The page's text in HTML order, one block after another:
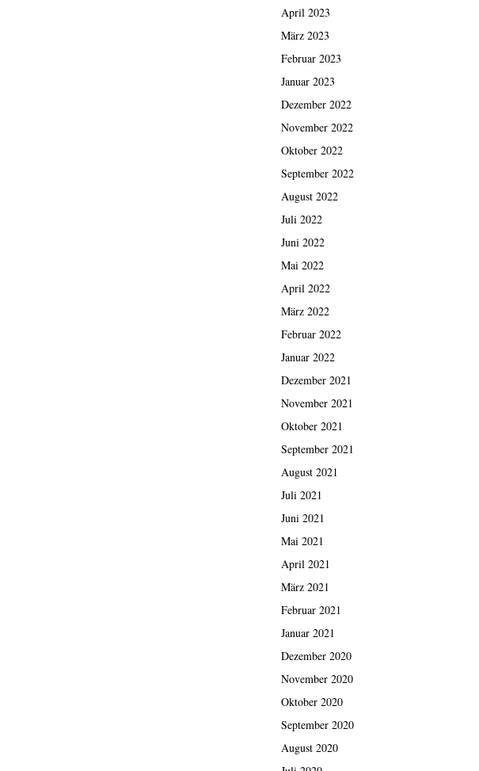
April 2023
März 2023
Februar 2023
Januar 2023
Dezember 2022
November 2022
Oktober 2022
September 2022
August 2022
Juli 2022
Juni 2022
Mai 2022
April 2022
März 2022
Februar 2022
Januar 2022
Dezember 2021
November 2021
Oktober 2021
September 2021
August 2021
Juli 2021
Juni 2021
Mai 2021
April 2021
März 2021
Februar 2021
Januar 2021
Dezember 2020
November 2020
Oktober 2020
September 2020
August 2020